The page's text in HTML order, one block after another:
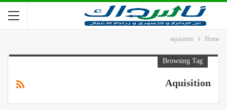
Home
aquisition
Browsing Tag
Aquisition